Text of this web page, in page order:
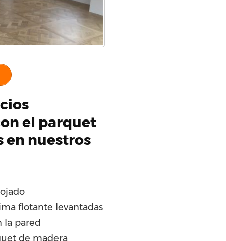
el parquet
en nuestros
flotante levantadas
la pared
de madera